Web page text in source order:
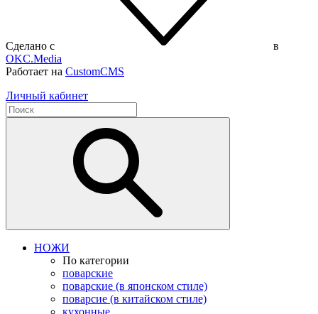
Сделано с
в
OKC.Media
Работает на CustomCMS
Личный кабинет
НОЖИ
По категории
поварские
поварские (в японском стиле)
поварсие (в китайском стиле)
кухонные